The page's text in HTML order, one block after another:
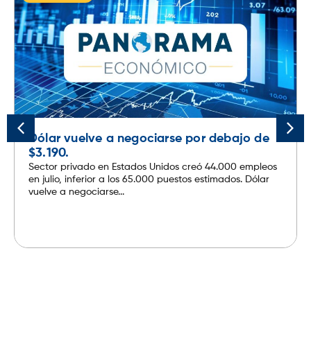
Dólar vuelve a negociarse por debajo de
$3.190.
Sector privado en Estados Unidos creó 44.000 empleos
en julio, inferior a los 65.000 puestos estimados. Dólar
vuelve a negociarse...